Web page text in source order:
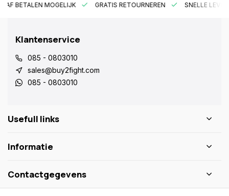
BETALEN MOGELIJK GRATIS RETOURNEREN SNELLE
Klantenservice
085 - 0803010
sales@buy2fight.com
085 - 0803010
Usefull links
Informatie
Contactgegevens